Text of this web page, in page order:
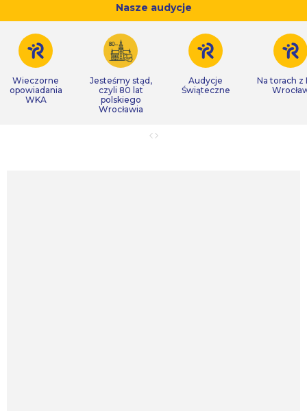
Nasze audycje
Wieczorne
opowiadania
WKA
Jesteśmy stąd,
czyli 80 lat
polskiego
Wrocławia
Audycje
Świąteczne
Na torach z